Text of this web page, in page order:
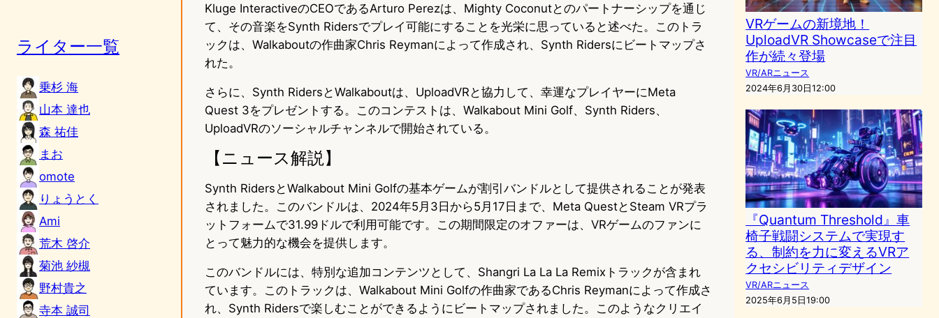
ライター一覧
乗杉 海
山本 達也
森 祐佳
まお
omote
りょうとく
Ami
荒木 啓介
菊池 紗槻
野村貴之
寺本 誠司
Kluge InteractiveのCEOであるArturo Perezは、Mighty Coconutとのパートナーシップを通じ
て、その音楽をSynth Ridersでプレイ可能にすることを光栄に思っていると述べた。このトラ
ックは、Walkaboutの作曲家Chris Reymanによって作成され、Synth Ridersにビートマップさ
れた。
さらに、Synth RidersとWalkaboutは、UploadVRと協力して、幸運なプレイヤーにMeta
Quest 3をプレゼントする。このコンテストは、Walkabout Mini Golf、Synth Riders、
UploadVRのソーシャルチャンネルで開始されている。
【ニュース解説】
Synth RidersとWalkabout Mini Golfの基本ゲームが割引バンドルとして提供されることが発表
されました。このバンドルは、2024年5月3日から5月17日まで、Meta QuestとSteam VRプラ
ットフォームで31.99ドルで利用可能です。この期間限定のオファーは、VRゲームのファンに
とって魅力的な機会を提供します。
このバンドルには、特別な追加コンテンツとして、Shangri La La La Remixトラックが含まれ
ています。このトラックは、Walkabout Mini Golfの作曲家であるChris Reymanによって作成さ
れ、Synth Ridersで楽しむことができるようにビートマップされました。このようなクリエイ
VRゲームの新境地！
UploadVR Showcaseで注目
作が続々登場
VR/ARニュース
2024年6月30日12:00
『Quantum Threshold』車
椅子戦闘システムで実現す
る、制約を力に変えるVRア
クセシビリティデザイン
VR/ARニュース
2025年6月5日19:00